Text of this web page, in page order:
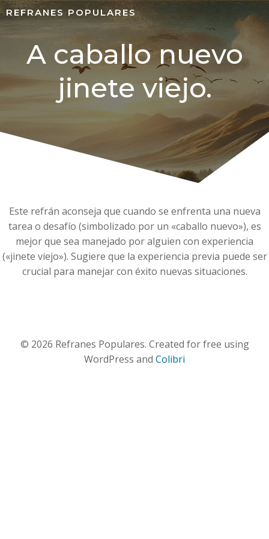
REFRANES POPULARES
A caballo nuevo
jinete viejo.
Este refrán aconseja que cuando se enfrenta una nueva
tarea o desafío (simbolizado por un «caballo nuevo»), es
mejor que sea manejado por alguien con experiencia
(«jinete viejo»). Sugiere que la experiencia previa puede ser
crucial para manejar con éxito nuevas situaciones.
© 2026 Refranes Populares. Created for free using
WordPress and Colibri